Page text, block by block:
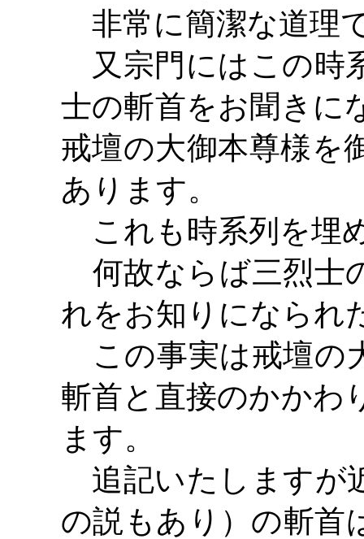
非常に簡潔な道理
又宗門にはこの時
士の斬首をお聞きに
戒壇の大御本尊様を
あります。
これも時系列を埋
何故ならば三烈士
れをお知りになられ
この事実は戒壇の
斬首と直接のかかわ
ます。
追記いたしますが
の説もあり）の斬首